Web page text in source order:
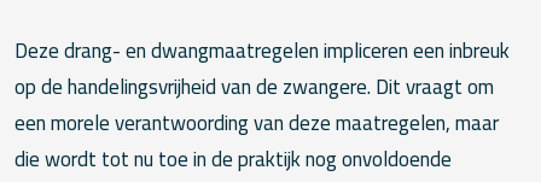
Deze drang- en dwangmaatregelen impliceren een inbreuk
op de handelingsvrijheid van de zwangere. Dit vraagt om
een morele verantwoording van deze maatregelen, maar
die wordt tot nu toe in de praktijk nog onvoldoende